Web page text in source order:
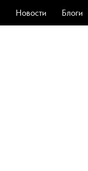
Новости Блоги